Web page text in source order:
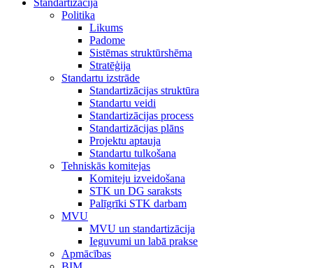
Standartizācija
Politika
Likums
Padome
Sistēmas struktūrshēma
Stratēģija
Standartu izstrāde
Standartizācijas struktūra
Standartu veidi
Standartizācijas process
Standartizācijas plāns
Projektu aptauja
Standartu tulkošana
Tehniskās komitejas
Komiteju izveidošana
STK un DG saraksts
Palīgrīki STK darbam
MVU
MVU un standartizācija
Ieguvumi un labā prakse
Apmācības